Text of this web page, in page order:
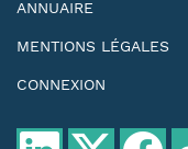
ANNUAIRE
MENTIONS LÉGALES
CONNEXION